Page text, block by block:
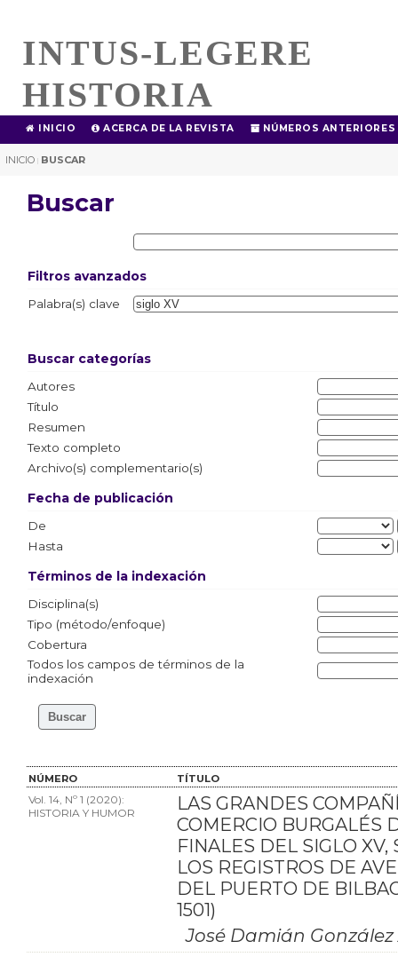
INTUS-LEGERE
HISTORIA
INICIO ACERCA DE LA REVISTA NÚMEROS ANTERIORES
INICIO | BUSCAR
Buscar
Filtros avanzados
Palabra(s) clave
Buscar categorías
Autores
Título
Resumen
Texto completo
Archivo(s) complementario(s)
Fecha de publicación
De
Hasta
Términos de la indexación
Disciplina(s)
Tipo (método/enfoque)
Cobertura
Todos los campos de términos de la
indexación
NÚMERO TÍTULO
Vol. 14, Nº 1 (2020):
HISTORIA Y HUMOR
LAS GRANDES
COMERCIO BURGALÉS
FINALES DEL SIGLO XV,
LOS REGISTROS DE
DEL PUERTO DE
1501)
José Damián González